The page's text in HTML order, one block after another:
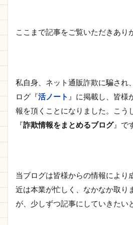
ここまで記事をご覧いただきあり
私自身、ネット通販詐欺に騙され
ログ『活ノート 』に掲載し、皆様
報を頂くことになりました。こう
『詐欺情報をまとめるブログ』で
当ブログは皆様からの情報により
近は本業が忙しく、なかなか取り
が、少しずつ記事にしていきたい